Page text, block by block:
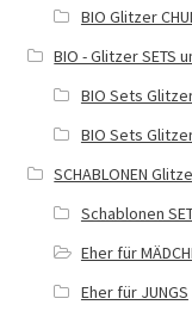
BIO Glitzer
BIO - Glitzer SETS
BIO Sets
BIO Sets Glitzer
SCHABLONEN
Schablonen
Eher für
Eher für JUNGS